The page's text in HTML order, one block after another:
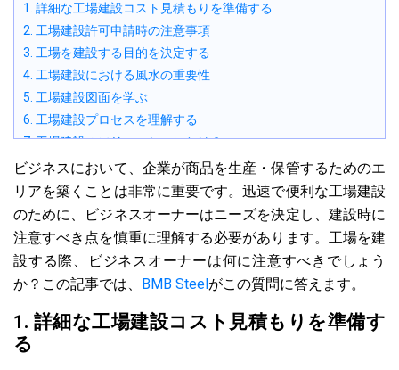
1. 詳細な工場建設コスト見積もりを準備する
2. 工場建設許可申請時の注意事項
3. 工場を建設する目的を決定する
4. 工場建設における風水の重要性
5. 工場建設図面を学ぶ
6. 工場建設プロセスを理解する
7. 工場建設のソリューションとは？
8. 工場品質評価基準
9. 建設監督プロセス
10. 建設契約者から建設ソリューションを調査し相談する
ビジネスにおいて、企業が商品を生産・保管するためのエ
リアを築くことは非常に重要です。迅速で便利な工場建設
のために、ビジネスオーナーはニーズを決定し、建設時に
注意すべき点を慎重に理解する必要があります。工場を建
設する際、ビジネスオーナーは何に注意すべきでしょう
か？この記事では、 BMB Steelがこの質問に答えます。
1. 詳細な工場建設コスト見積もりを準備す
る